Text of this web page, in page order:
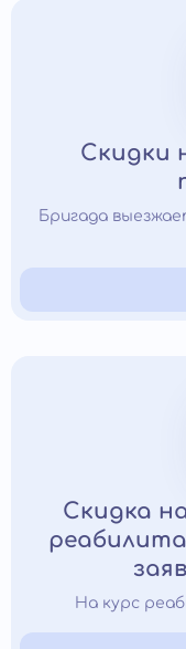
Скидки
Бригада
Скидка
На курс